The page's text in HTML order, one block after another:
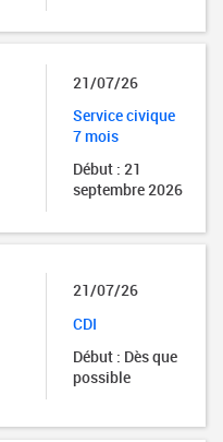
21/07/26
Service civique
7 mois
Début : 21
septembre 2026
21/07/26
CDI
Début : Dès que
possible